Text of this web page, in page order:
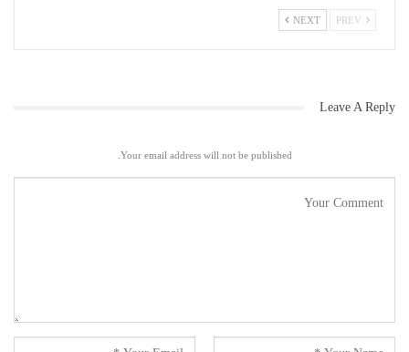
NEXT
Leave A Reply
Your email address will not be published.